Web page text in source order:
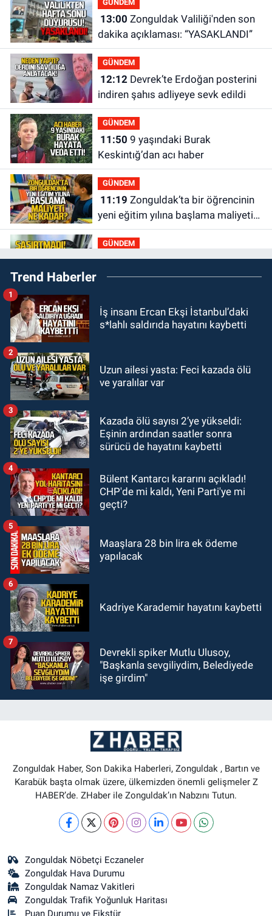
GÜNDEM
13:00
dakika açıklaması: “YASAKLANDI”
GÜNDEM
12:12Devrek’te Erdoğan posterini
indiren şahıs adliyeye sevk edildi
GÜNDEM
11:50
Keskintığ’dan acı haber
GÜNDEM
11:19
yeni eğitim yılına başlama maliyeti
ne kadar?
GÜNDEM
11:13Şaşırtmadı... Akaryakıta bir
zam daha geliyor
11:00Belediye duyurdu! Yüzme
yarışması ertelendi
10:55İşçi servisi kaza yaptı...
GÜNDEM
10:06
Bartın ve Düzce tehdit altında
Trend Haberler
İş insanı Ercan Ekşi İstanbul’daki
s*lahlı saldırıda hayatını kaybetti
1
Uzun ailesi yasta: Feci kazada ölü
ve yaralılar var
2
Kazada ölü sayısı 2’ye yükseldi:
Eşinin ardından saatler sonra
sürücü de hayatını kaybetti
3
Bülent Kantarcı kararını açıkladı!
CHP'de mi kaldı, Yeni Parti'ye mi
geçti?
4
Maaşlara 28 bin lira ek ödeme
yapılacak
5
Kadriye Karademir hayatını kaybetti
6
Devrekli spiker Mutlu Ulusoy,
"Başkanla sevgiliydim, Belediyede
işe girdim"
7
Zonguldak Haber, Son Dakika Haberleri, Zonguldak , Bartın ve
Karabük başta olmak üzere, ülkemizden önemli gelişmeler Z
HABER’de. ZHaber ile Zonguldak’ın Nabzını Tutun.
Zonguldak Nöbetçi Eczaneler
Zonguldak Hava Durumu
Zonguldak Namaz Vakitleri
Zonguldak Trafik Yoğunluk Haritası
Puan Durumu ve Fikstür